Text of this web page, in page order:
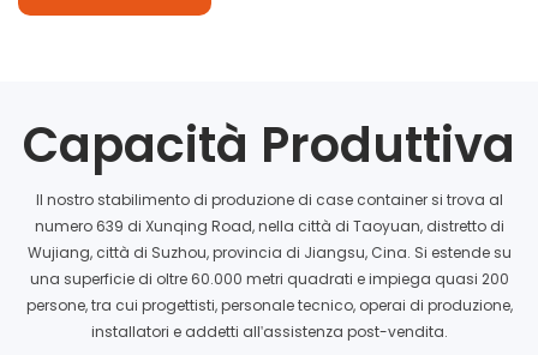
Capacità Produttiva
Il nostro stabilimento di produzione di case container si trova al
numero 639 di Xunqing Road, nella città di Taoyuan, distretto di
Wujiang, città di Suzhou, provincia di Jiangsu, Cina. Si estende su
una superficie di oltre 60.000 metri quadrati e impiega quasi 200
persone, tra cui progettisti, personale tecnico, operai di produzione,
installatori e addetti all'assistenza post-vendita.